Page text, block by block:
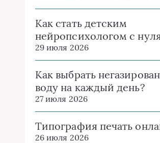
Как стать детским
нейропсихологом с
29 июля 2026
Как выбрать
воду на каждый день?
27 июля 2026
Типография печать
26 июля 2026